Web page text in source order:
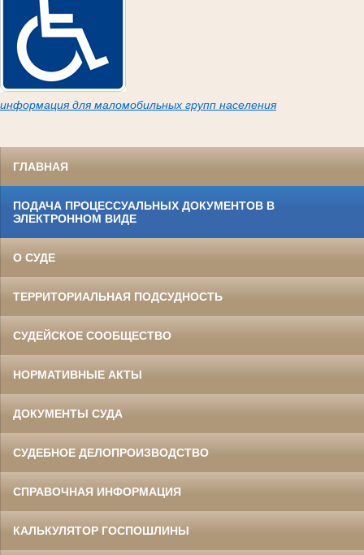
информация для маломобильных групп населения
ГЛАВНАЯ
ПОДАЧА ПРОЦЕССУАЛЬНЫХ ДОКУМЕНТОВ В
ЭЛЕКТРОННОМ ВИДЕ
О СУДЕ
ТЕРРИТОРИАЛЬНАЯ ПОДСУДНОСТЬ
СУДЕЙСКОЕ СООБЩЕСТВО
НОРМАТИВНЫЕ АКТЫ
ДОКУМЕНТЫ СУДА
СУДЕБНОЕ ДЕЛОПРОИЗВОДСТВО
СПРАВОЧНАЯ ИНФОРМАЦИЯ
КАЛЬКУЛЯТОР ГОСПОШЛИНЫ